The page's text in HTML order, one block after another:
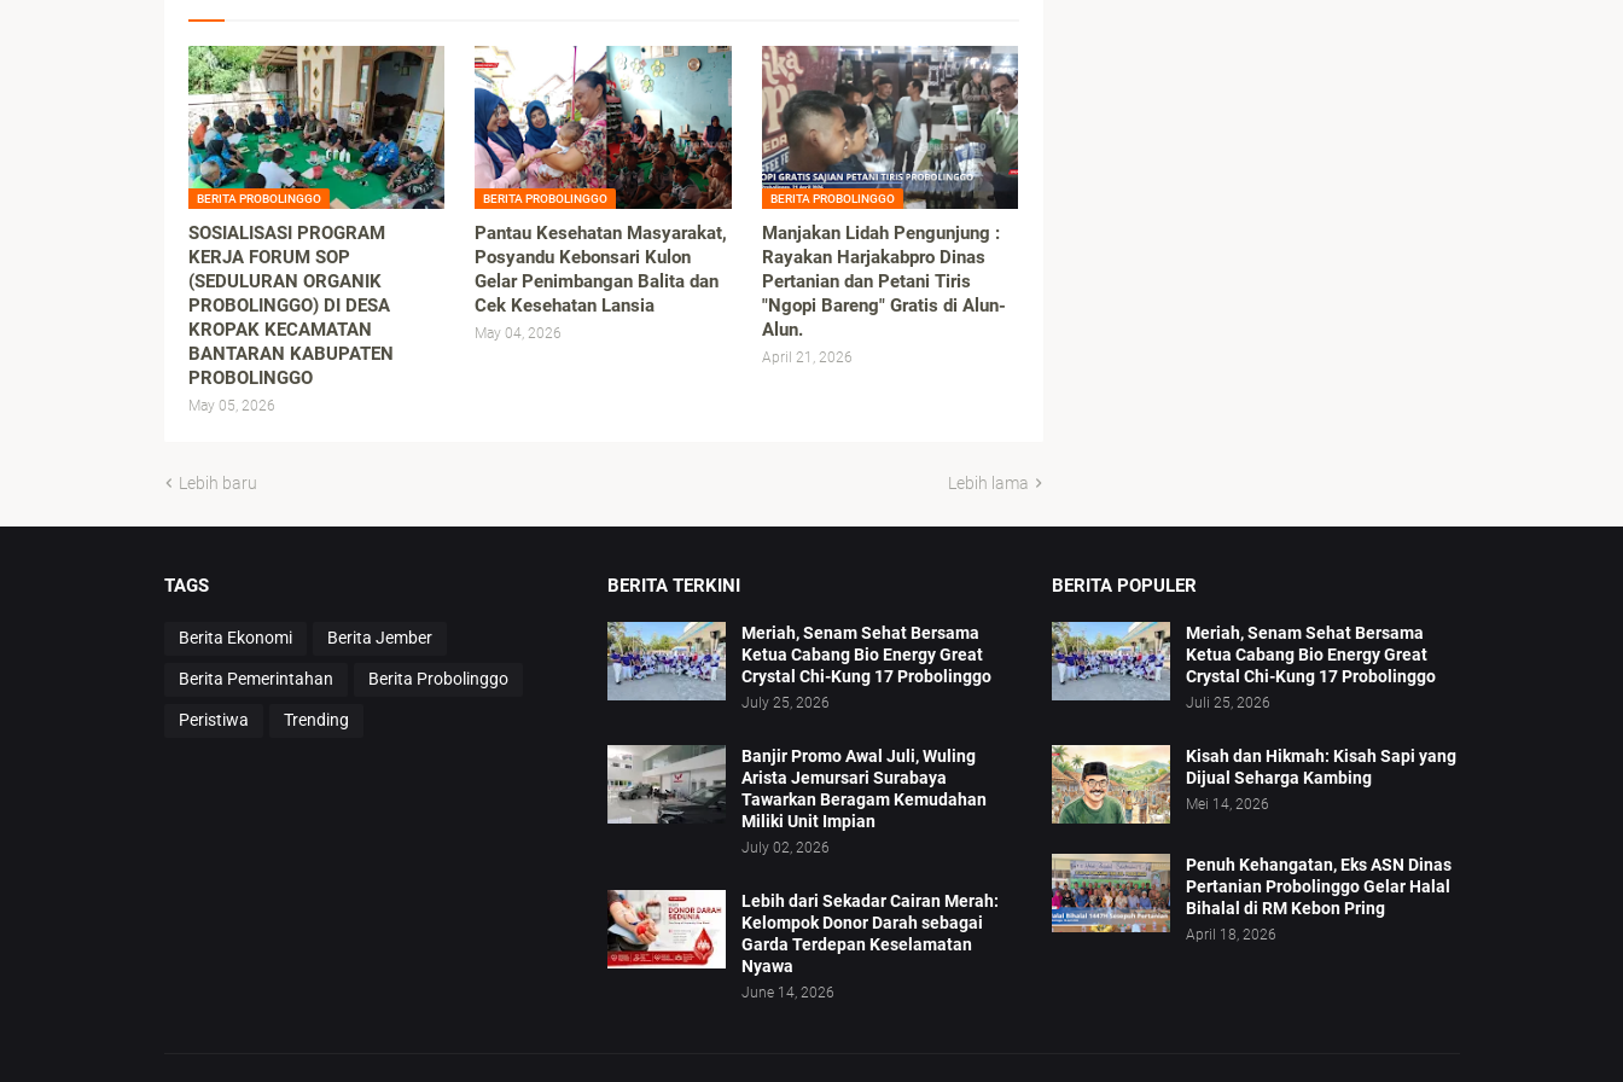
BERITA PROBOLINGGO
SOSIALISASI PROGRAM
KERJA FORUM SOP
(SEDULURAN ORGANIK
PROBOLINGGO) DI DESA
KROPAK KECAMATAN
BANTARAN KABUPATEN
PROBOLINGGO
May 05, 2026
BERITA PROBOLINGGO
Pantau Kesehatan Masyarakat,
Posyandu Kebonsari Kulon
Gelar Penimbangan Balita dan
Cek Kesehatan Lansia
May 04, 2026
BERITA PROBOLINGGO
Manjakan Lidah Pengunjung :
Rayakan Harjakabpro Dinas
Pertanian dan Petani Tiris
"Ngopi Bareng" Gratis di Alun-
Alun.
April 21, 2026
Lebih baru Lebih lama
TAGS
Berita Ekonomi Berita Jember
Berita Pemerintahan Berita Probolinggo
Peristiwa Trending
BERITA TERKINI
Meriah, Senam Sehat Bersama
Ketua Cabang Bio Energy Great
Crystal Chi-Kung 17 Probolinggo
July 25, 2026
Banjir Promo Awal Juli, Wuling
Arista Jemursari Surabaya
Tawarkan Beragam Kemudahan
Miliki Unit Impian
July 02, 2026
Lebih dari Sekadar Cairan Merah:
Kelompok Donor Darah sebagai
Garda Terdepan Keselamatan
Nyawa
June 14, 2026
BERITA POPULER
Meriah, Senam Sehat Bersama
Ketua Cabang Bio Energy Great
Crystal Chi-Kung 17 Probolinggo
Juli 25, 2026
Kisah dan Hikmah: Kisah Sapi yang
Dijual Seharga Kambing
Mei 14, 2026
Penuh Kehangatan, Eks ASN Dinas
Pertanian Probolinggo Gelar Halal
Bihalal di RM Kebon Pring
April 18, 2026